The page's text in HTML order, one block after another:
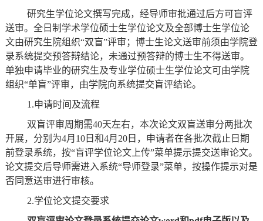
研究生学位论文撰写完成，经导师审批通过后方可盲评
送审。全日制学术学位硕士生学位论文及全部博士生学位论
文由研究生院组织“双盲”评审；博士生论文送审前须由学院登
录系统提交预答辩结论，未通过预答辩的博士生不得送审。
单独申请毕业的研究生及专业学位硕士生学位论文可由学院
组织“单盲”评审，由学院向系统提交盲评结论。
1.申请时间及流程
双盲评审周期需40天左右，本次论文双盲送审分两批次
开展，分别 为4月10日 和4月20日，申请者在各批次截止日期
前登录系统，按“盲评学位论文上传”菜单提示提交送审论文。
论文提交后导师需进入系统“导师登录”菜单，按操作提示对是
否同意送审进行审核。
2.学位论文提交要求